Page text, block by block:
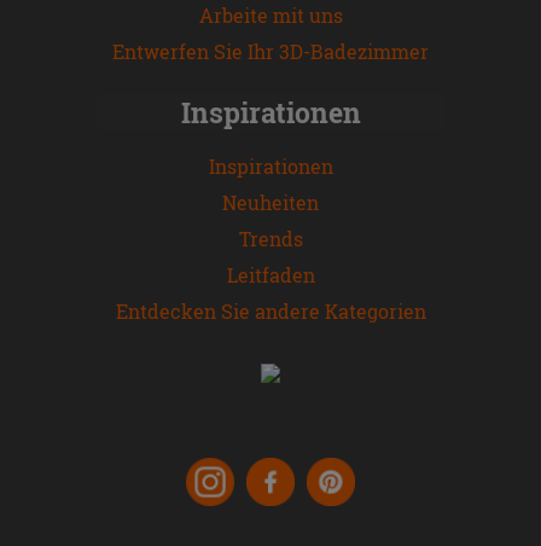
Arbeite mit uns
Entwerfen Sie Ihr 3D-Badezimmer
Inspirationen
Inspirationen
Neuheiten
Trends
Leitfaden
Entdecken Sie andere Kategorien